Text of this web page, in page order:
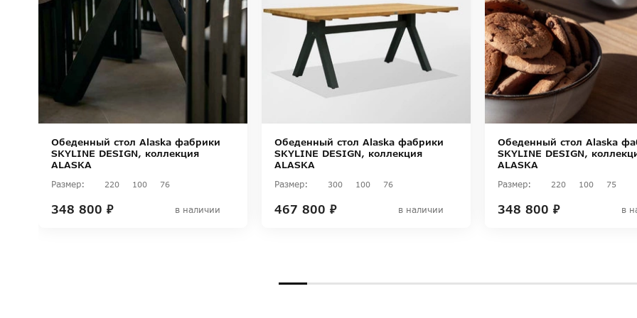
Обеденный стол Alaska фабрики
SKYLINE DESIGN, коллекция
ALASKA
Размер: 220 100 76
348 800 ₽ в наличии
Обеденный стол Alaska фабрики
SKYLINE DESIGN, коллекция
ALASKA
Размер: 300 100 76
467 800 ₽ в наличии
Обеденный стол Alaska
SKYLINE DESIGN,
ALASKA
Размер: 220 100 75
348 800 ₽ в